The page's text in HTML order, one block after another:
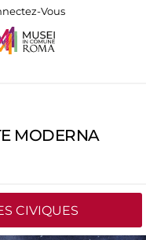
Vous
MODERNA
CIVIQUES